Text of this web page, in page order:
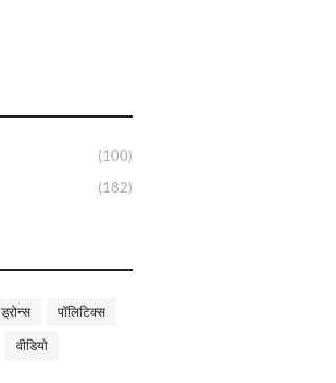
(100)
(182)
ड्रोन्स पॉलिटिक्स
वीडियो